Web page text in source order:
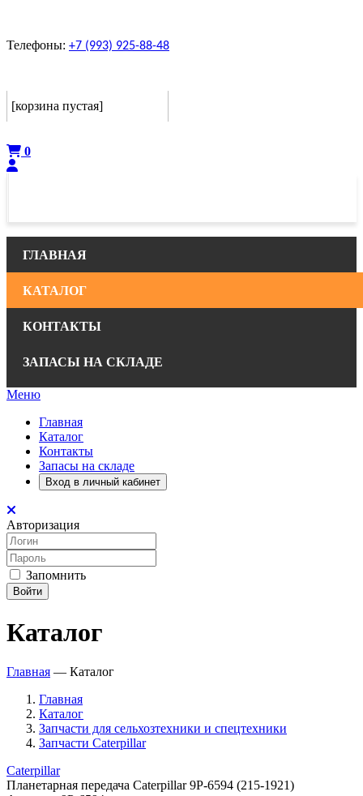
Телефоны: +7 (993) 925-88-48
[корзина пустая]
0
ГЛАВНАЯ
КАТАЛОГ
КОНТАКТЫ
ЗАПАСЫ НА СКЛАДЕ
Меню
Главная
Каталог
Контакты
Запасы на складе
Вход в личный кабинет
Авторизация
Запомнить
Войти
Каталог
Главная — Каталог
Главная
Каталог
Запчасти для сельхозтехники и спецтехники
Запчасти Caterpillar
Caterpillar
Планетарная передача Caterpillar 9P-6594 (215-1921)